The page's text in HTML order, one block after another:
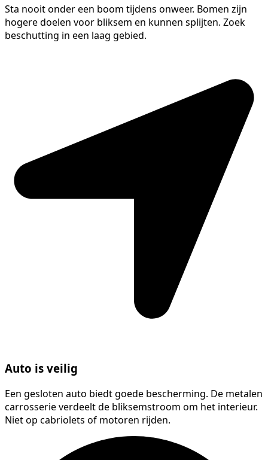
Sta nooit onder een boom tijdens onweer. Bomen zijn
hogere doelen voor bliksem en kunnen splijten. Zoek
beschutting in een laag gebied.
Auto is veilig
Een gesloten auto biedt goede bescherming. De metalen
carrosserie verdeelt de bliksemstroom om het interieur.
Niet op cabriolets of motoren rijden.